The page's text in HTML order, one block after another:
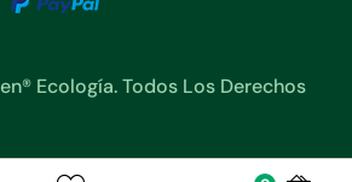
Ecología. Todos Los Derechos